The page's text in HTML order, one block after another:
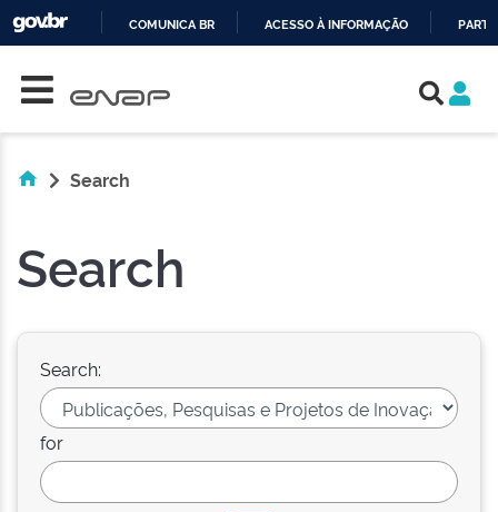
COMUNICA BR ACESSO À INFORMAÇÃO
Search
Search
Search:
for